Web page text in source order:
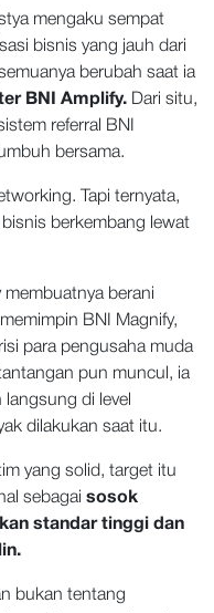
mengaku sempat
bisnis yang jauh dari
berubah saat ia
BNI Amplify. Dari situ,
referral BNI
bersama.
Tapi ternyata,
berkembang lewat
membuatnya berani
BNI Magnify,
para pengusaha muda
pun muncul, ia
di level
dilakukan saat itu.
yang solid, target itu
sebagai sosok
standar tinggi dan
bukan tentang